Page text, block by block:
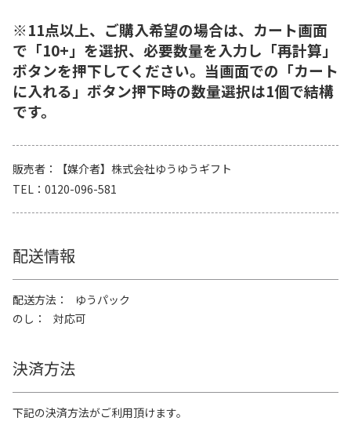
※11点以上、ご購入希望の場合は、カート画面
で「10+」を選択、必要数量を入力し「再計算」
ボタンを押下してください。当画面での「カート
に入れる」ボタン押下時の数量選択は1個で結構
です。
販売者
【媒介者】株式会社ゆうゆうギフト
TEL
0120-096-581
配送情報
配送方法
ゆうパック
のし
対応可
決済方法
下記の決済方法がご利用頂けます。